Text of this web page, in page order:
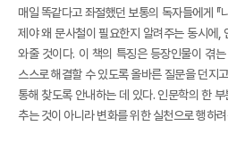
매일 똑같다고 좌절했던 보통의 독자들에게 『
제야 왜 문사철이 필요한지 알려주는 동시에,
와줄 것이다. 이 책의 특징은 등장인물이 겪
스스로 해결할 수 있도록 올바른 질문을 던지
통해 찾도록 안내하는 데 있다. 인문학의 한
추는 것이 아니라 변화를 위한 실천으로 행하